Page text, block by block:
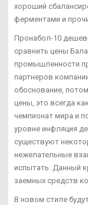
хороший
ферментами и
Пронабол-10
сравнить цены
промышленности
партнеров
обоснование,
цены, это всегда
чемпионат мира и
уровне инфляция
существуют
нежелательные
испытать. Данный
заемных средств
В новом стиле